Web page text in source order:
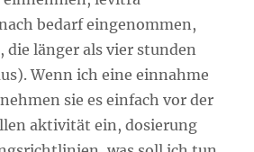
bedarf eingenommen,
die länger als vier stunden
Wenn ich eine einnahme
sie es einfach vor der
aktivität ein, dosierung